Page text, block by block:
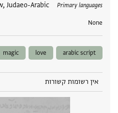
Primary languages
Judaeo-Arabic
None
תגים
arabic script
love
magic
אין רשומות קשורות